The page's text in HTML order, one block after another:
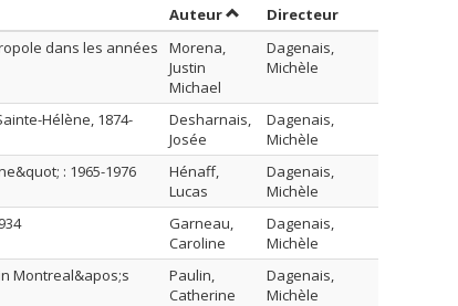
AuteurTrier par auteur en ordre
Directeur
dans les années
Morena,
Justin
Michael
Dagenais,
Michèle
Hélène, 1874-
Desharnais,
Josée
Dagenais,
Michèle
: 1965-1976
Hénaff,
Lucas
Dagenais,
Michèle
Garneau,
Caroline
Dagenais,
Michèle
Montreal&apos;s
Paulin,
Catherine
Dagenais,
Michèle